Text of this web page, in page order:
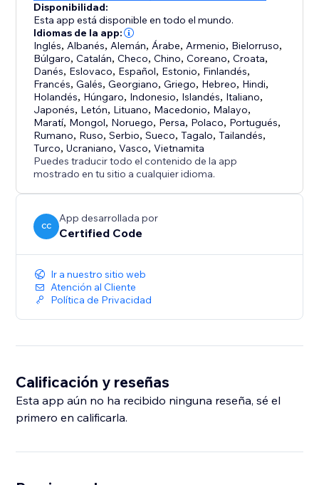
Disponibilidad:
Esta app está disponible en todo el mundo.
Idiomas de la app:
Inglés, Albanés, Alemán, Árabe, Armenio, Bielorruso,
Búlgaro,Catalán,Checo,Chino,Coreano,Croata,
Danés, Eslovaco, Español, Estonio, Finlandés,
Francés,Galés,Georgiano,Griego, Hebreo, Hindi,
Holandés, Húngaro, Indonesio, Islandés, Italiano,
Japonés, Letón, Lituano, Macedonio, Malayo,
Maratí, Mongol, Noruego, Persa, Polaco, Portugués,
Rumano, Ruso,Serbio,Sueco,Tagalo,Tailandés,
Turco,Ucraniano,Vasco,Vietnamita
Puedes traducir todo el contenido de la app
mostrado en tu sitio a cualquier idioma.
CC
App desarrollada por
Certified Code
Ir a nuestro sitio web
Atención al Cliente
Política de Privacidad
Calificación y reseñas
Esta app aún no ha recibido ninguna reseña, sé el
primero en calificarla.